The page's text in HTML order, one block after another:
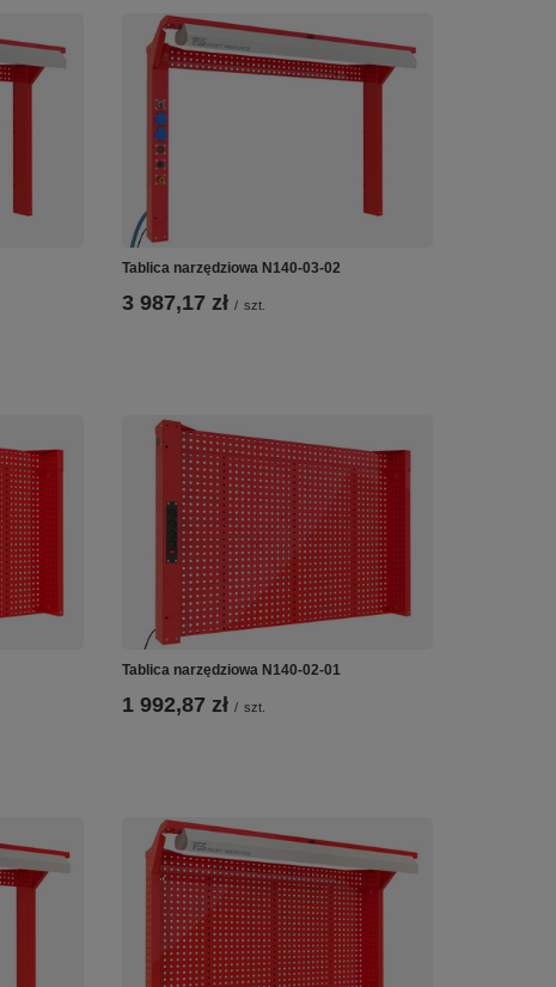
Tablica narzędziowa N140-03-02
3 987,17 zł / szt.
Tablica narzędziowa N140-02-01
1 992,87 zł / szt.